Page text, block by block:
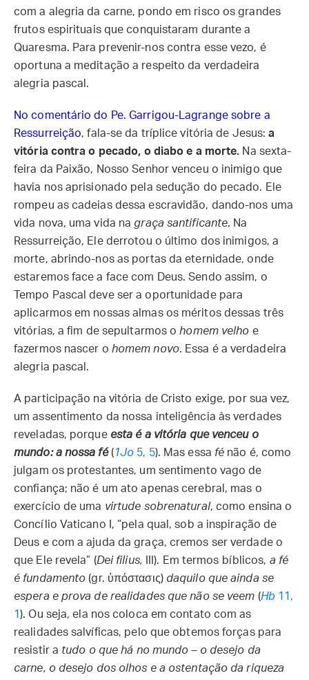
com a alegria da carne, pondo em risco os grandes
frutos espirituais que conquistaram durante a
Quaresma. Para prevenir-nos contra esse vezo, é
oportuna a meditação a respeito da verdadeira
alegria pascal.
No comentário do Pe. Garrigou-Lagrange sobre a
Ressurreição, fala-se da tríplice vitória de Jesus:a
vitória contra o pecado, o diabo e a morte. Na sexta-
feira da Paixão, Nosso Senhor venceu o inimigo que
havia nos aprisionado pela sedução do pecado. Ele
rompeu as cadeias dessa escravidão, dando-nos uma
vida nova, uma vida na graça santificante. Na
Ressurreição, Ele derrotou o último dos inimigos, a
morte, abrindo-nos as portas da eternidade, onde
estaremos face a face com Deus. Sendo assim, o
Tempo Pascal deve ser a oportunidade para
aplicarmos em nossas almas os méritos dessas três
vitórias, a fim de sepultarmos ohomem velho e
fazermos nascer o homem novo. Essa é a verdadeira
alegria pascal.
A participação na vitória de Cristo exige, por sua vez,
um assentimento da nossa inteligência às verdades
reveladas, porque esta é a vitória que venceu o
mundo: a nossa fé(1Jo 5, 5). Mas essa fé não é, como
julgam os protestantes, um sentimento vago de
confiança; não é um ato apenas cerebral, mas o
exercício de uma virtude sobrenatural, como ensina o
Concílio Vaticano I, “pela qual, sob a inspiração de
Deus e com a ajuda da graça, cremos ser verdade o
que Ele revela” (Dei filius, III). Em termos bíblicos, a fé
é fundamento(gr. ὑπόστασις) daquilo que ainda se
espera e prova de realidades que não se veem (Hb11,
1). Ou seja, ela nos coloca em contato com as
realidades salvíficas, pelo que obtemos forças para
resistir a tudo o que há no mundo – o desejo da
carne, o desejo dos olhos e a ostentação da riqueza